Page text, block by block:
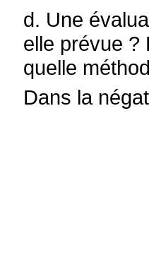
d. Une
elle prévue ?
quelle
Dans la